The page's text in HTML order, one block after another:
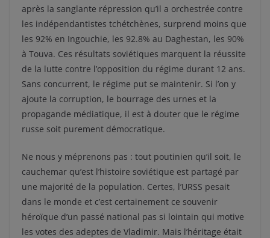
après la sanglante répression qu’il a orchestrée contre
les indépendantistes tchétchènes, surprend moins que
les 92% en Ingouchie, les 92.8% au Daghestan, les 90%
à Touva. Ces résultats soviétiques marquent la réussite
de la lutte contre l’opposition du régime durant 12 ans.
Sans concurrent, le régime put se maintenir. Si l’on y
ajoute la corruption, le bourrage des urnes et la
propagande médiatique, il est à douter que le régime
russe soit purement démocratique.
Ne nous y méprenons pas : tout poutinien qu’il soit, le
cauchemar qu’est l’histoire soviétique est partagé par
une majorité de la population. Certes, l’URSS pesait
dans le monde et c’est certainement ce souvenir
héroïque d’un passé national pas si lointain qui motive
les votes des adeptes de Vladimir. Mais l’héritage était